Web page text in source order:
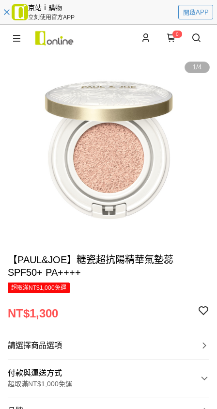
京站ｉ購物
立刻使用官方APP
開啟APP
0
1/4
【PAUL&JOE】糖瓷超抗陽精華氣墊蕊
SPF50+ PA++++
超取滿NT$1,000免運
NT$1,300
請選擇商品選項
付款與運送方式
超取滿NT$1,000免運